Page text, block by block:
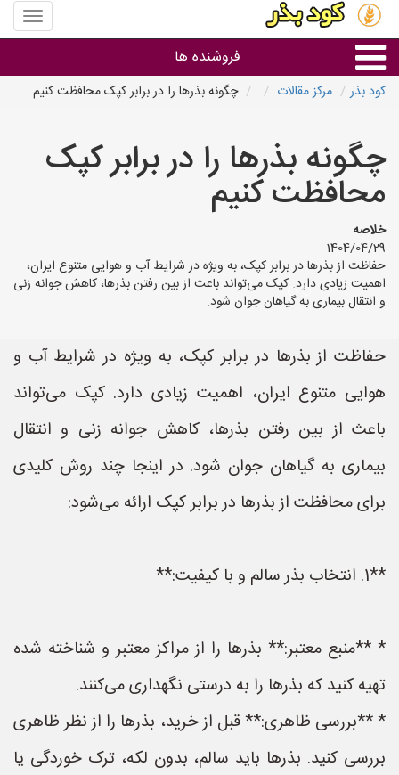
منوی
سایت
بذر
فروشنده ها
استان ها
کود بذر مرکز مقالات چگونه بذرها را در برابر کپک محافظت کنیم
چگونه بذرها را در برابر کپک
محافظت کنیم
خلاصه
1404/04/29
حفاظت از بذرها در برابر کپک، به ویژه در شرایط آب و هوایی متنوع ایران،
اهمیت زیادی دارد. کپک می‌تواند باعث از بین رفتن بذرها، کاهش جوانه زنی
و انتقال بیماری به گیاهان جوان شود.
حفاظت از بذرها در برابر کپک، به ویژه در شرایط آب و
هوایی متنوع ایران، اهمیت زیادی دارد. کپک می‌تواند
باعث از بین رفتن بذرها، کاهش جوانه زنی و انتقال
بیماری به گیاهان جوان شود. در اینجا چند روش کلیدی
برای محافظت از بذرها در برابر کپک ارائه می‌شود:
**1. انتخاب بذر سالم و با کیفیت:**
* **منبع معتبر:** بذرها را از مراکز معتبر و شناخته شده
تهیه کنید که بذرها را به درستی نگهداری می‌کنند.
* **بررسی ظاهری:** قبل از خرید، بذرها را از نظر ظاهری
بررسی کنید. بذرها باید سالم، بدون لکه، ترک خوردگی یا